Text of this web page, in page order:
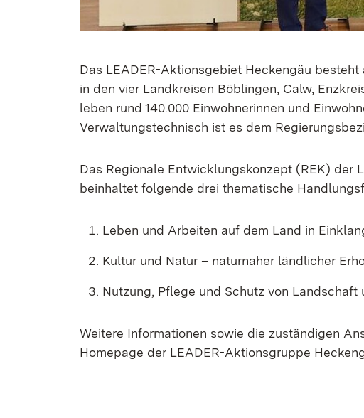
Das LEADER-Aktionsgebiet Heckengäu
in den vier Landkreisen Böblingen, Calw,
leben rund 140.000 Einwohnerinnen und
Verwaltungstechnisch ist es dem
Das Regionale Entwicklungskonzept (REK) der
beinhaltet folgende drei thematische
Leben und Arbeiten auf dem Land in
Kultur und Natur – naturnaher ländlicher
Nutzung, Pflege und Schutz von Landschaft
Weitere Informationen sowie die zuständigen
Homepage der LEADER-Aktionsgruppe